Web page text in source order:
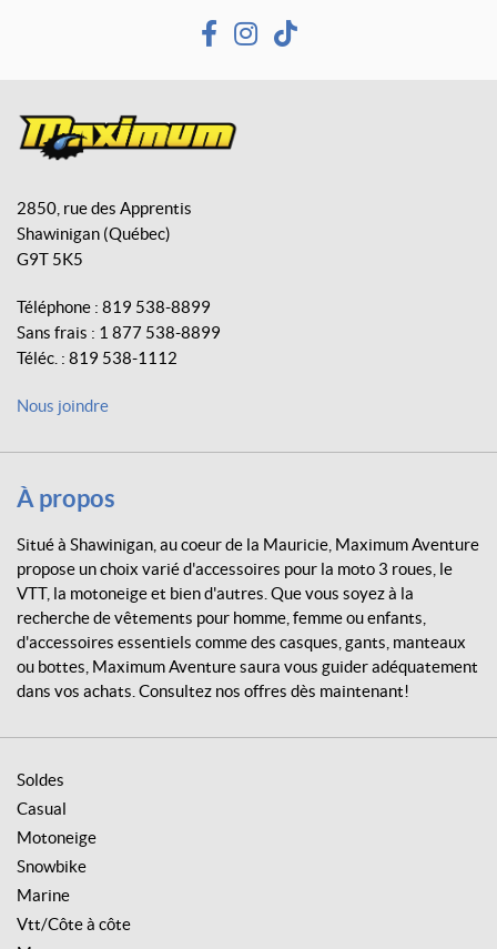
F
e
b
I
t
a
T
a
x
i
m
u
m
A
v
e
n
r
e
2850, rue des Apprentis
Shawinigan (Québec)
G9T 5K5
Téléphone : 819 538-8899
Sans frais : 1 877 538-8899
Téléc. : 819 538-1112
Nous joindre
À propos
Situé à Shawinigan, au coeur de la Mauricie, Maximum Aventure
propose un choix varié d'accessoires pour la moto 3 roues, le
VTT, la motoneige et bien d'autres. Que vous soyez à la
recherche de vêtements pour homme, femme ou enfants,
d'accessoires essentiels comme des casques, gants, manteaux
ou bottes, Maximum Aventure saura vous guider adéquatement
dans vos achats. Consultez nos offres dès maintenant!
Soldes
Casual
Motoneige
Snowbike
Marine
Vtt/Côte à côte